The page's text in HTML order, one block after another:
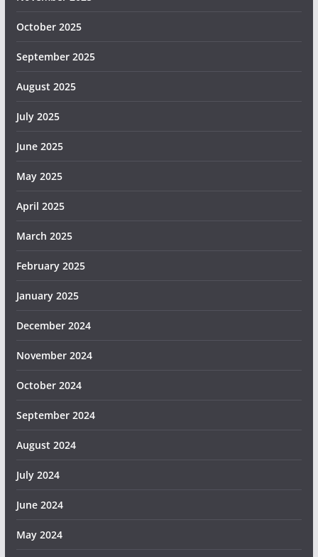
October 2025
September 2025
August 2025
July 2025
June 2025
May 2025
April 2025
March 2025
February 2025
January 2025
December 2024
November 2024
October 2024
September 2024
August 2024
July 2024
June 2024
May 2024